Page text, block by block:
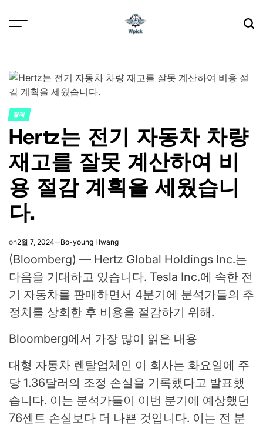
POSTED
IN
경제
Hertz는 전기 자동차 차량
재고를 잘못 계산하여 비
용 절감 계획을 세웠습니
다.
on2월 7, 2024 Bo-young Hwang
(Bloomberg) — Hertz Global Holdings Inc.는
다음을 기대하고 있습니다. Tesla Inc.에 속한 전
기 자동차를 판매하면서 4분기에 분석가들의 추
정치를 상회한 후 비용을 절감하기 위해.
Bloomberg에서 가장 많이 읽은 내용
대형 자동차 렌탈업체인 이 회사는 화요일에 주
당 1.36달러의 조정 손실을 기록했다고 발표했
습니다. 이는 분석가들이 이번 분기에 예상했던
76센트 손실보다 더 나쁜 것입니다. 이는 전 분